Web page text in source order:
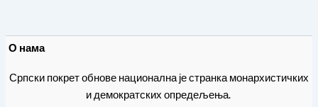
О нама
Српски покрет обнове национална је странка монархистичких
и демократских опредељења.